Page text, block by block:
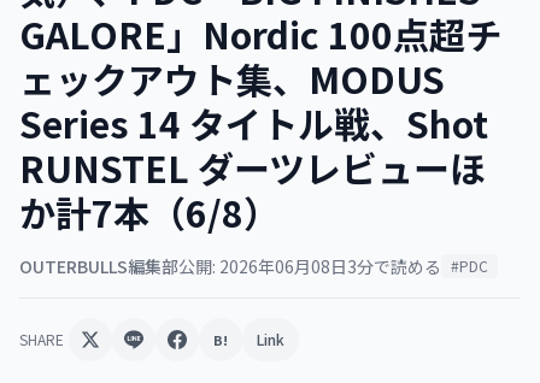
GALORE」Nordic 100点超チ
ェックアウト集、MODUS
Series 14 タイトル戦、Shot
RUNSTEL ダーツレビューほ
か計7本（6/8）
OUTERBULLS編集部公開: 2026年06月08日3分で読める #PDC
SHARE B! Link